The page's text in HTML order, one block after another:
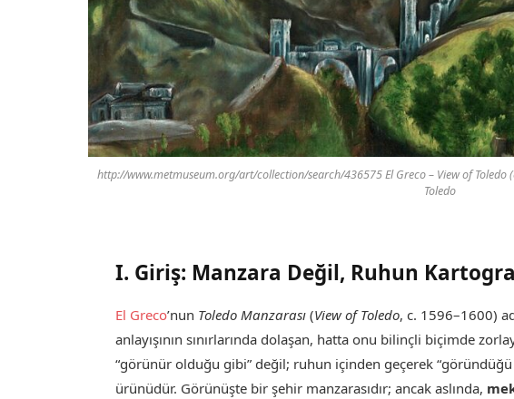
http://www.metmuseum.org/art/collection/search/436575 El Greco – View of Toledo
Toledo
I. Giriş: Manzara Değil, Ruhun
El Greco’nun Toledo Manzarası (View of Toledo, c. 1596–1600)
anlayışının sınırlarında dolaşan, hatta onu bilinçli biçimde
“görünür olduğu gibi” değil; ruhun içinden geçerek “göründüğü
ürünüdür. Görünüşte bir şehir manzarasıdır; ancak aslında,